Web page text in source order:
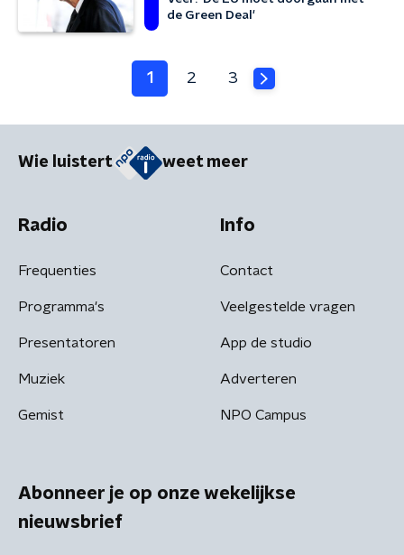
de Green Deal'
1 2 3
Wie luistert weet meer
Radio
Frequenties
Programma's
Presentatoren
Muziek
Gemist
Info
Contact
Veelgestelde vragen
App de studio
Adverteren
NPO Campus
Abonneer je op onze wekelijkse
nieuwsbrief